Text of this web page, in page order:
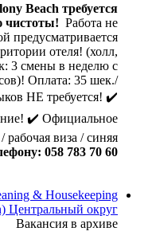
Beach требуется
чистоты! Работа не
предусматривается
отеля! (холл,
3 смены в неделю с
Оплата: 35 шек./
НЕ требуется! ✔️
✔️ Официальное
рабочая виза / синяя
058 783 70 60
& Housekeeping
Центральный округ
Вакансия в архиве